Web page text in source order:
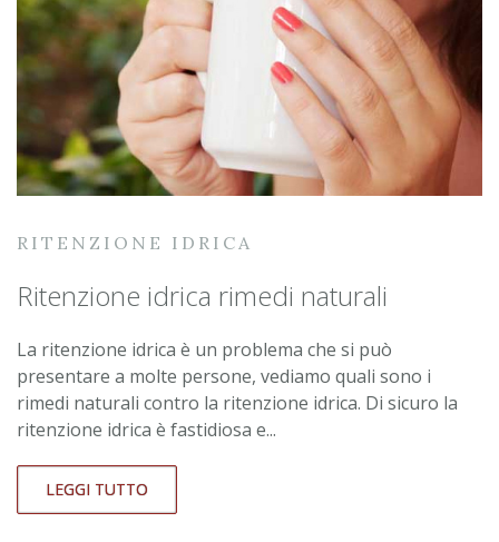
RITENZIONE IDRICA
Ritenzione idrica rimedi naturali
La ritenzione idrica è un problema che si può
presentare a molte persone, vediamo quali sono i
rimedi naturali contro la ritenzione idrica. Di sicuro la
ritenzione idrica è fastidiosa e...
LEGGI TUTTO